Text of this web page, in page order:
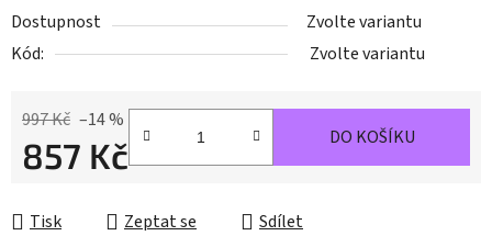
Dostupnost
Zvolte variantu
Kód:
Zvolte variantu
997 Kč –14 %
857 Kč DO KOŠÍKU
Tisk Zeptat se Sdílet